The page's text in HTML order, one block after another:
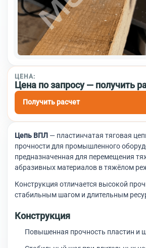
ЦЕНА:
Цена по запросу — получить
Получить расчет
Цепь ВПЛ — пластинчатая тяговая
прочности для промышленного
предназначенная для перемещения
абразивных материалов в тяжёлом
Конструкция отличается высокой
стабильным шагом и длительным
Конструкция
Повышенная прочность пластин и